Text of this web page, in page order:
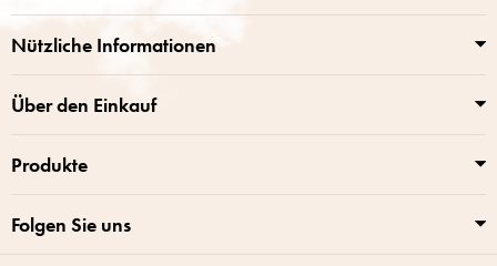
Nützliche Informationen
Über den Einkauf
Produkte
Folgen Sie uns